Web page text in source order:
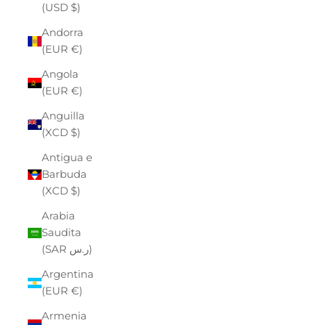
(USD $)
Andorra
(EUR €)
Angola
(EUR €)
Anguilla
(XCD $)
Antigua e
Barbuda
(XCD $)
Arabia
Saudita
(SAR ر.س)
Argentina
(EUR €)
Armenia